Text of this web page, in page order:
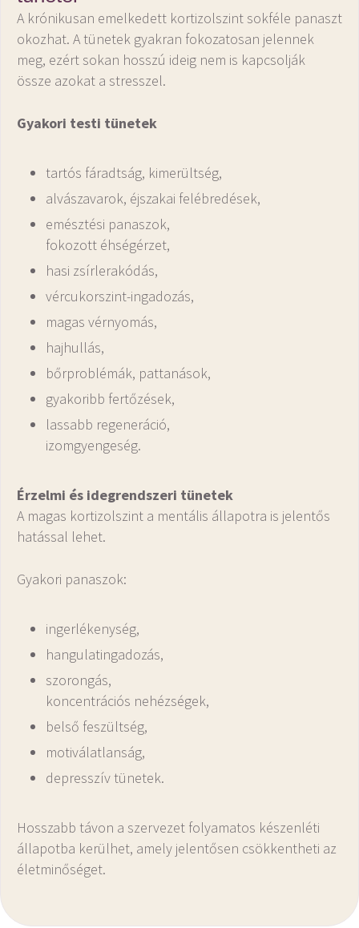
A krónikusan emelkedett kortizolszint sokféle panaszt
okozhat. A tünetek gyakran fokozatosan jelennek
meg, ezért sokan hosszú ideig nem is kapcsolják
össze azokat a stresszel.
Gyakori testi tünetek
tartós fáradtság, kimerültség,
alvászavarok, éjszakai felébredések,
emésztési panaszok,
fokozott éhségérzet,
hasi zsírlerakódás,
vércukorszint-ingadozás,
magas vérnyomás,
hajhullás,
bőrproblémák, pattanások,
gyakoribb fertőzések,
lassabb regeneráció,
izomgyengeség.
Érzelmi és idegrendszeri tünetek
A magas kortizolszint a mentális állapotra is jelentős
hatással lehet.
Gyakori panaszok:
ingerlékenység,
hangulatingadozás,
szorongás,
koncentrációs nehézségek,
belső feszültség,
motiválatlanság,
depresszív tünetek.
Hosszabb távon a szervezet folyamatos készenléti
állapotba kerülhet, amely jelentősen csökkentheti az
életminőséget.